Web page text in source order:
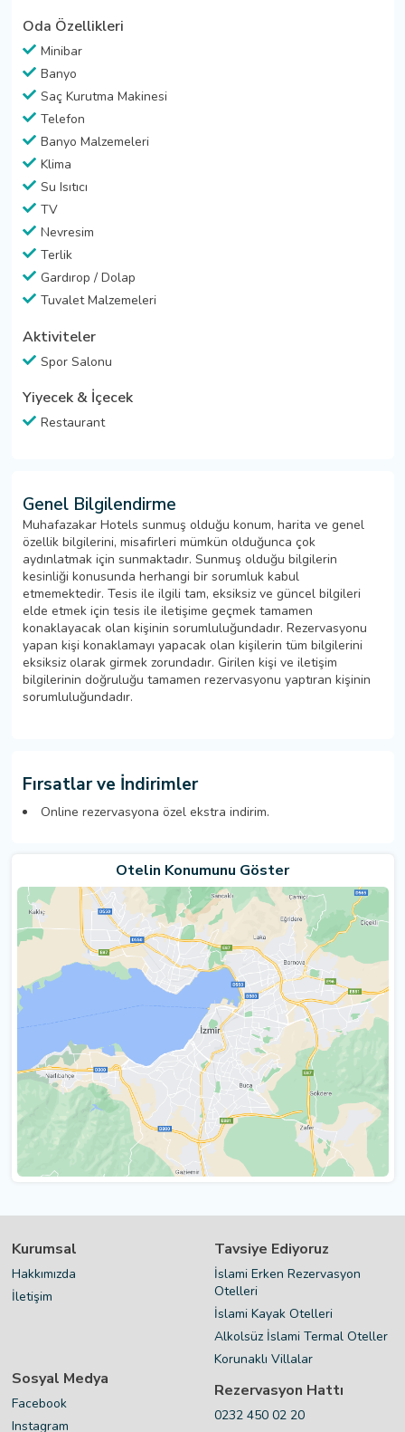
Fırsatlar ve İndirimler
Online rezervasyona özel ekstra indirim.
Otelin Konumunu Göster
Oda Özellikleri
Minibar
Banyo
Saç Kurutma Makinesi
Telefon
Banyo Malzemeleri
Klima
Su Isıtıcı
TV
Nevresim
Terlik
Gardırop / Dolap
Tuvalet Malzemeleri
Aktiviteler
Spor Salonu
Yiyecek & İçecek
Restaurant
Genel Bilgilendirme
Muhafazakar Hotels sunmuş olduğu konum, harita ve genel
özellik bilgilerini, misafirleri mümkün olduğunca çok
aydınlatmak için sunmaktadır. Sunmuş olduğu bilgilerin
kesinliği konusunda herhangi bir sorumluk kabul
etmemektedir. Tesis ile ilgili tam, eksiksiz ve güncel bilgileri
elde etmek için tesis ile iletişime geçmek tamamen
konaklayacak olan kişinin sorumluluğundadır. Rezervasyonu
yapan kişi konaklamayı yapacak olan kişilerin tüm bilgilerini
eksiksiz olarak girmek zorundadır. Girilen kişi ve iletişim
bilgilerinin doğruluğu tamamen rezervasyonu yaptıran kişinin
sorumluluğundadır.
Kurumsal
Hakkımızda
İletişim
Tavsiye Ediyoruz
İslami Erken Rezervasyon
Otelleri
İslami Kayak Otelleri
Alkolsüz İslami Termal Oteller
Korunaklı Villalar
Sosyal Medya
Facebook
Instagram
Rezervasyon Hattı
0232 450 02 20